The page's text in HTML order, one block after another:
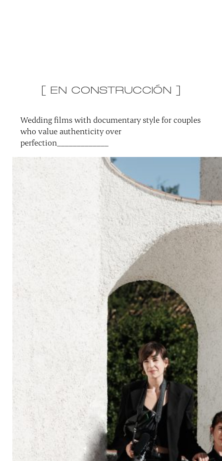
[ EN CONSTRUCCIÓN ]
Wedding films with documentary style for couples
who value authenticity over
perfection_____________